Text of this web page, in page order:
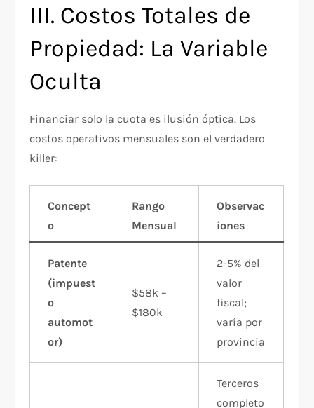
III. Costos Totales de
Propiedad: La Variable
Oculta
Financiar solo la cuota es ilusión óptica. Los
costos operativos mensuales son el verdadero
killer:
Concept
o
Rango
Mensual
Observac
iones
Patente
(impuest
o
automot
or)
$58k –
$180k
2-5% del
valor
fiscal;
varía por
provincia
Terceros
completo